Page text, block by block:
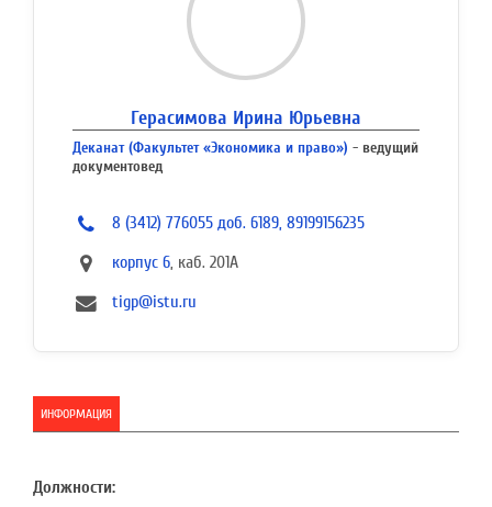
Герасимова Ирина Юрьевна
Деканат (Факультет «Экономика и право») - ведущий
документовед
8 (3412) 776055 доб. 6189, 89199156235
корпус 6, каб. 201А
tigp@istu.ru
ИНФОРМАЦИЯ
Должности: